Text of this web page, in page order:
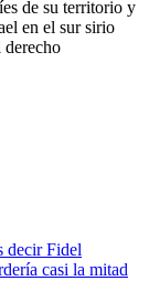
de su territorio y
en el sur sirio
decir Fidel
casi la mitad